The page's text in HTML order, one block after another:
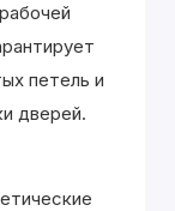
петель и
дверей.